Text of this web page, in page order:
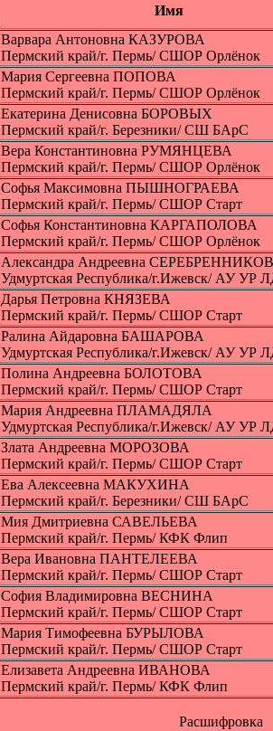
Имя
Варвара Антоновна КАЗУРОВА
Пермский край/г. Пермь/ СШОР Орлёнок
Мария Сергеевна ПОПОВА
Пермский край/г. Пермь/ СШОР Орлёнок
Екатерина Денисовна БОРОВЫХ
Пермский край/г. Березники/ СШ БАрС
Вера Константиновна РУМЯНЦЕВА
Пермский край/г. Пермь/ СШОР Орлёнок
Софья Максимовна ПЫШНОГРАЕВА
Пермский край/г. Пермь/ СШОР Старт
Софья Константиновна КАРГАПОЛОВА
Пермский край/г. Пермь/ СШОР Орлёнок
Александра Андреевна
Удмуртская Республика/г.Ижевск/ АУ УР
Дарья Петровна КНЯЗЕВА
Пермский край/г. Пермь/ СШОР Старт
Ралина Айдаровна БАШАРОВА
Удмуртская Республика/г.Ижевск/ АУ УР
Полина Андреевна БОЛОТОВА
Пермский край/г. Пермь/ СШОР Старт
Мария Андреевна ПЛАМАДЯЛА
Удмуртская Республика/г.Ижевск/ АУ УР
Злата Андреевна МОРОЗОВА
Пермский край/г. Пермь/ СШОР Старт
Ева Алексеевна МАКУХИНА
Пермский край/г. Березники/ СШ БАрС
Мия Дмитриевна САВЕЛЬЕВА
Пермский край/г. Пермь/ КФК Флип
Вера Ивановна ПАНТЕЛЕЕВА
Пермский край/г. Пермь/ СШОР Старт
София Владимировна ВЕСНИНА
Пермский край/г. Пермь/ СШОР Старт
Мария Тимофеевна БУРЫЛОВА
Пермский край/г. Пермь/ СШОР Старт
Елизавета Андреевна ИВАНОВА
Пермский край/г. Пермь/ КФК Флип
Расшифровка